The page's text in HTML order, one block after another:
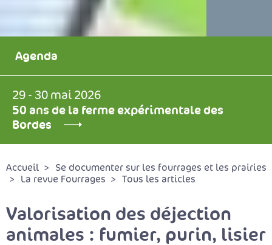
Agenda
29 - 30 mai 2026
50 ans de la ferme expérimentale des
Bordes
Accueil
Se documenter sur les fourrages et les prairies
La revue Fourrages
Tous les articles
Valorisation des déjection
animales : fumier, purin, lisier